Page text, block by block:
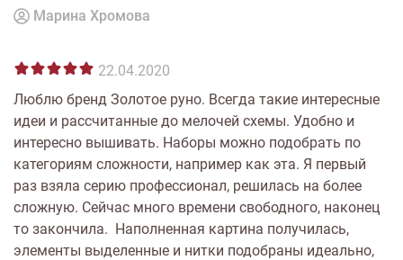
Марина Хромова
22.04.2020
Люблю бренд Золотое руно. Всегда такие интересные
идеи и рассчитанные до мелочей схемы. Удобно и
интересно вышивать. Наборы можно подобрать по
категориям сложности, например как эта. Я первый
раз взяла серию профессионал, решилась на более
сложную. Сейчас много времени свободного, наконец
то закончила. Наполненная картина получилась,
элементы выделенные и нитки подобраны идеально,